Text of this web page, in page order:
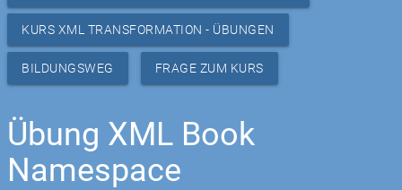
KURS XML TRANSFORMATION - ÜBUNGEN
BILDUNGSWEG FRAGE ZUM KURS
Übung XML Book
Namespace